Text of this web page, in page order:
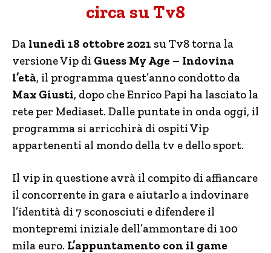
circa su Tv8
Da lunedì 18 ottobre 2021 su Tv8 torna la
versione Vip di Guess My Age – Indovina
l’età, il programma quest’anno condotto da
Max Giusti, dopo che Enrico Papi ha lasciato la
rete per Mediaset. Dalle puntate in onda oggi, il
programma si arricchirà di ospiti Vip
appartenenti al mondo della tv e dello sport.
Il vip in questione avrà il compito di affiancare
il concorrente in gara e aiutarlo a indovinare
l’identità di 7 sconosciuti e difendere il
montepremi iniziale dell’ammontare di 100
mila euro. L’appuntamento con il game